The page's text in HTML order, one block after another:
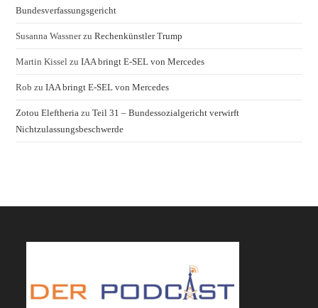
Bundesverfassungsgericht
Susanna WassnerzuRechenkünstler Trump
Martin Kissel zuIAA bringt E-SEL von Mercedes
Rob zuIAA bringt E-SEL von Mercedes
Zotou Eleftheria zuTeil 31 – Bundessozialgericht verwirft
Nichtzulassungsbeschwerde